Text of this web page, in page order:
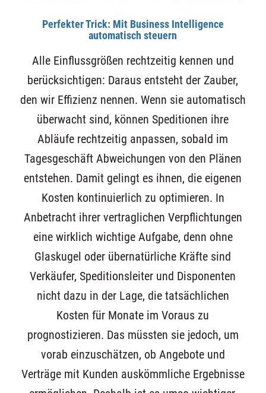
Perfekter Trick: Mit Business Intelligence
automatisch steuern
Alle Einflussgrößen rechtzeitig kennen und
berücksichtigen: Daraus entsteht der Zauber,
den wir Effizienz nennen. Wenn sie automatisch
überwacht sind, können Speditionen ihre
Abläufe rechtzeitig anpassen, sobald im
Tagesgeschäft Abweichungen von den Plänen
entstehen. Damit gelingt es ihnen, die eigenen
Kosten kontinuierlich zu optimieren. In
Anbetracht ihrer vertraglichen Verpflichtungen
eine wirklich wichtige Aufgabe, denn ohne
Glaskugel oder übernatürliche Kräfte sind
Verkäufer, Speditionsleiter und Disponenten
nicht dazu in der Lage, die tatsächlichen
Kosten für Monate im Voraus zu
prognostizieren. Das müssten sie jedoch, um
vorab einzuschätzen, ob Angebote und
Verträge mit Kunden auskömmliche Ergebnisse